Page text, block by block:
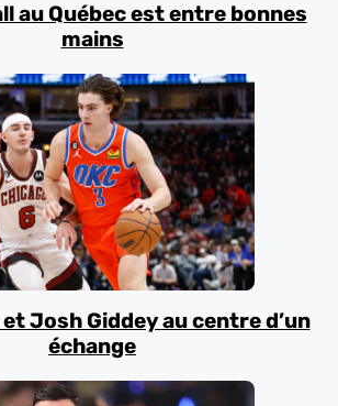
au Québec est entre bonnes
mains
Josh Giddey au centre d’un
échange